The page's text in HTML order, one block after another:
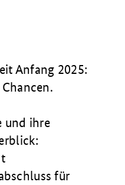
Anfang 2025:
und ihre
für